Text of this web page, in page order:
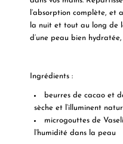
l’absorption complète, et
la nuit et tout au long de
d’une peau bien
Ingrédients :
beurres de cacao et
sèche et l’illuminent
microgouttes de
l’humidité dans la peau